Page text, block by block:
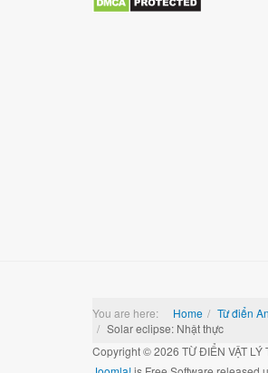
You are here: Home Từ điển
Solar eclipse: Nhật thực
Copyright © 2026 TỪ ĐIỂN VẬT